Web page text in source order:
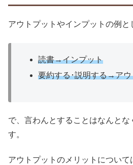
アウトプットやインプットの例
読書→インプット
要約する･説明する→アウ
で、言わんとすることはなんとな
す。
アウトプットのメリットについ